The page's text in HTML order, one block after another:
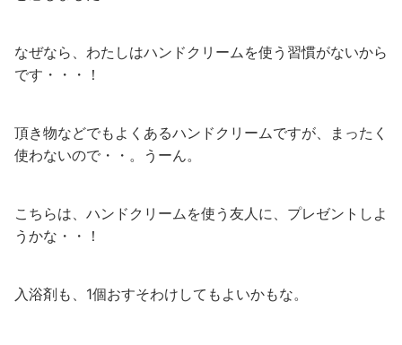
なぜなら、わたしはハンドクリームを使う習慣がないから
です・・・！
頂き物などでもよくあるハンドクリームですが、まったく
使わないので・・。うーん。
こちらは、ハンドクリームを使う友人に、プレゼントしよ
うかな・・！
入浴剤も、1個おすそわけしてもよいかもな。